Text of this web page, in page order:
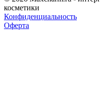
косметики
Конфиденциальность
Оферта